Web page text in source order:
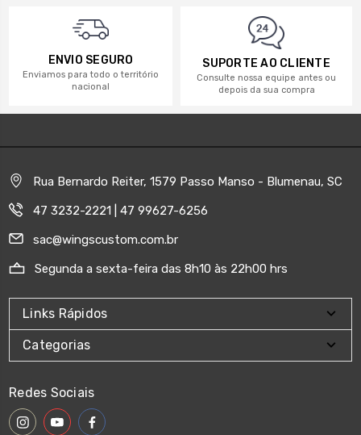
ENVIO SEGURO
Enviamos para todo o território
nacional
SUPORTE AO CLIENTE
Consulte nossa equipe antes ou
depois da sua compra
Rua Bernardo Reiter, 1579 Passo Manso - Blumenau, SC
47 3232-2221 | 47 99627-6256
sac@wingscustom.com.br
Segunda a sexta-feira das 8h10 às 22h00 hrs
Links Rápidos
Categorias
Redes Sociais